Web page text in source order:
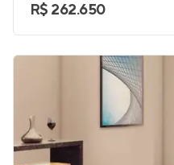
R$ 262.650